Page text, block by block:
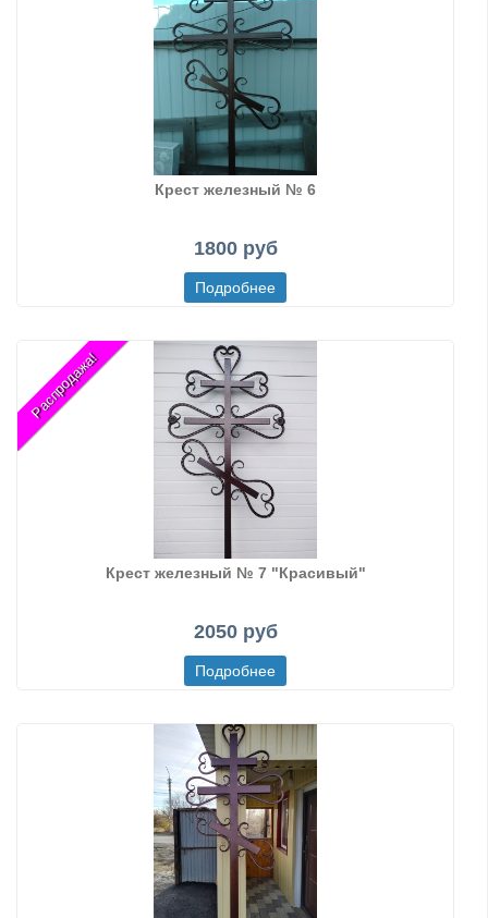
Крест железный № 6
1800 руб
Распродажа!
Крест железный № 7 "Красивый"
2050 руб